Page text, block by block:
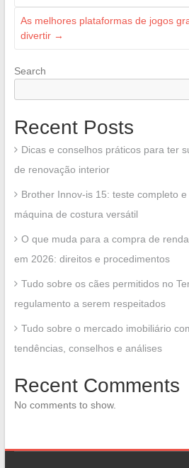
As melhores plataformas de jogos
divertir →
Search
Recent Posts
Dicas e conselhos práticos para ter
de renovação interior
Brother Innov-is 15: teste completo
máquina de costura versátil
O que muda para a compra de
em 2026: direitos e procedimentos
Tudo sobre os cães permitidos no
regulamento a serem respeitados
Tudo sobre o mercado imobiliário
tendências, conselhos e análises
Recent Comments
No comments to show.